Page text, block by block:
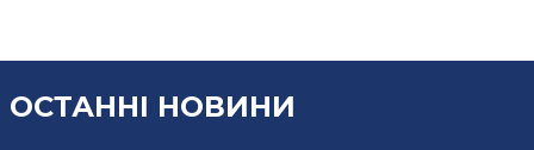
ОСТАННІ НОВИНИ